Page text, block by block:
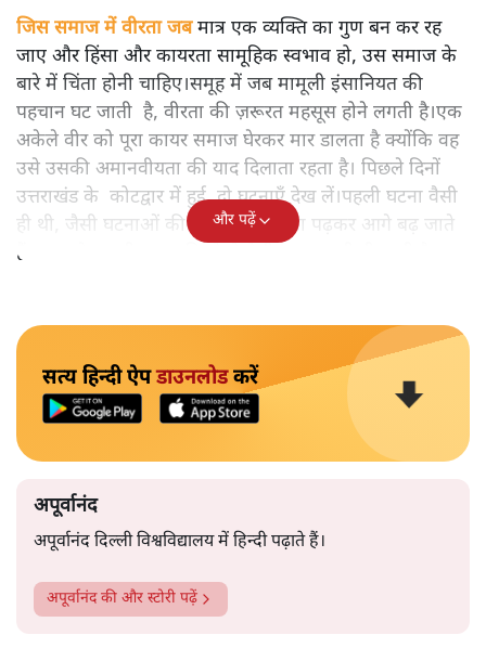
जिस समाज में वीरता जबमात्र एक व्यक्ति का गुण बन कर रह
जाए और हिंसा और कायरता सामूहिक स्वभाव हो, उस समाज के
बारे में चिंता होनी चाहिए।समूह में जब मामूली इंसानियत की
पहचान घट जाती है, वीरता की ज़रूरत महसूस होने लगती है।एक
अकेले वीर को पूरा कायर समाज घेरकर मार डालता है क्योंकि वह
उसे उसकी अमानवीयता की याद दिलाता रहता है। पिछले दिनों
उत्तराखंड के कोटद्वार में हुई दो घटनाएँ देख लें।पहली घटना वैसी
ही थी, जैसी घटनाओं की खबर हम रोज़ाना पढ़कर आगे बढ़ जाते
हैं।भारत के तक़रीबन हर हिस्से से ऐसी खबर आती ही रहती है।
और पढ़ें
सत्य हिन्दी ऐपडाउनलोडकरें
अपूर्वानंद
अपूर्वानंद दिल्ली विश्वविद्यालय में हिन्दी पढ़ाते हैं।
अपूर्वानंदकी और स्टोरी पढ़ें